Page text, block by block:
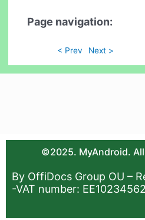
Page navigation:
< Prev Next >
©2025. MyAndroid.
By OffiDocs Group OU –
-VAT number: